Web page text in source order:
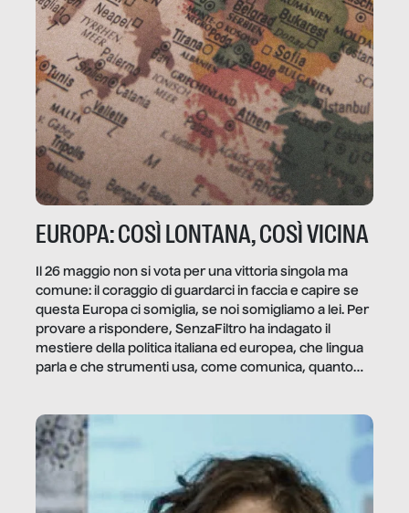
EUROPA: COSÌ LONTANA, COSÌ VICINA
Il 26 maggio non si vota per una vittoria singola ma
comune: il coraggio di guardarci in faccia e capire se
questa Europa ci somiglia, se noi somigliamo a lei. Per
provare a rispondere, SenzaFiltro ha indagato il
mestiere della politica italiana ed europea, che lingua
parla e che strumenti usa, come comunica, quanto